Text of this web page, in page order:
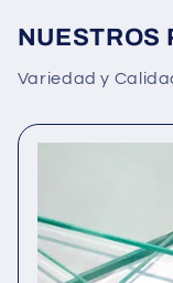
NUESTROS
Variedad y